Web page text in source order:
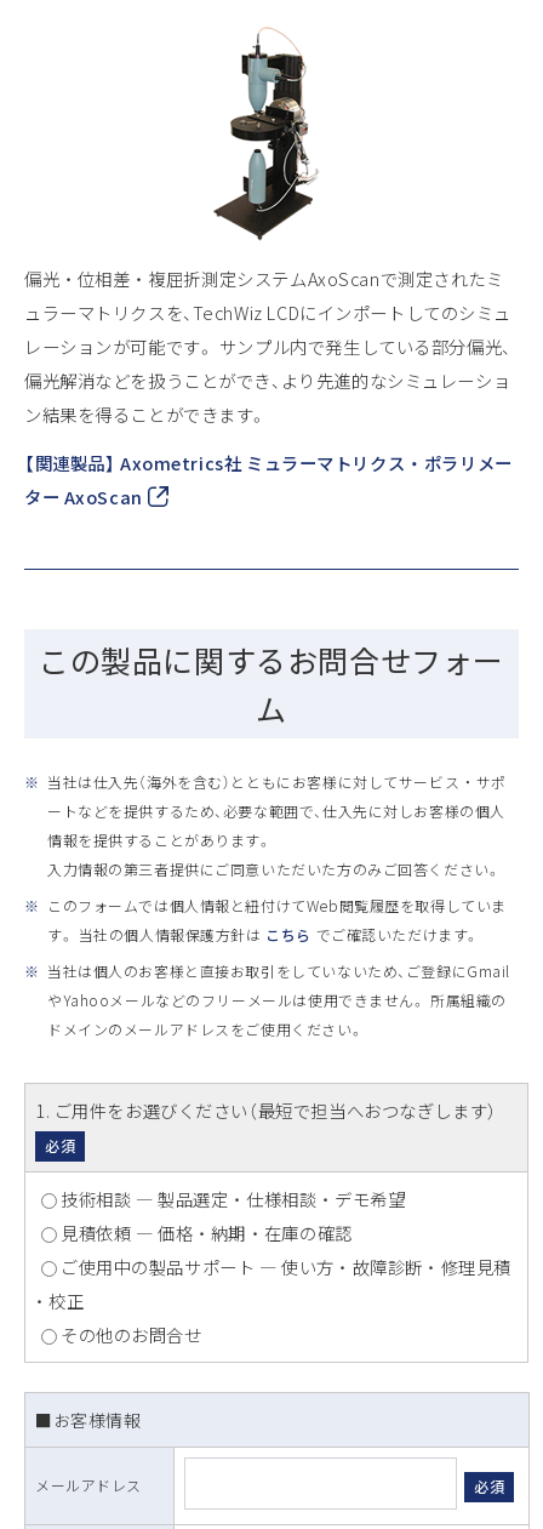
偏光 ・ 位相差 ・ 複屈折測定システムAxoScanで測定されたミ
ュラーマトリクスを、TechWiz LCDにインポートしてのシミュ
レーションが可能です。 サンプル内で発生している部分偏光、
偏光解消などを扱うことができ、より先進的なシミュレーショ
ン結果を得ることができます。
【関連製品】 Axometrics社 ミュラーマトリクス ・ ポラリメー
ター AxoScan
この製品に関するお問合せフォー
ム
※ 当社は仕入先（海外を含む）とともにお客様に対してサービス ・ サポ
ートなどを提供するため、必要な範囲で、仕入先に対しお客様の個人
情報を提供することがあります。
入力情報の第三者提供にご同意いただいた方のみご回答ください。
※ このフォームでは個人情報と紐付けてWeb閲覧履歴を取得していま
す。 当社の個人情報保護方針は こちら でご確認いただけます。
※ 当社は個人のお客様と直接お取引をしていないため、ご登録にGmail
やYahooメールなどのフリーメールは使用できません。 所属組織の
ドメインのメールアドレスをご使用ください。
1 . ご用件をお選びください（最短で担当へおつなぎします）
必須
技術相談 ― 製品選定 ・ 仕様相談 ・ デモ希望
見積依頼 ― 価格 ・ 納期 ・ 在庫の確認
ご使用中の製品サポート ― 使い方 ・ 故障診断 ・ 修理見積
・ 校正
その他のお問合せ
■お客様情報
メールアドレス 必須